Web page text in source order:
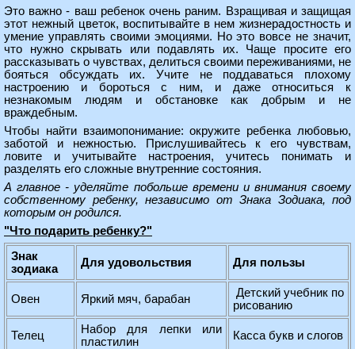
Это важно - ваш ребенок очень раним. Взращивая и защищая
этот нежный цветок, воспитывайте в нем жизнерадостность и
умение управлять своими эмоциями. Но это вовсе не значит,
что нужно скрывать или подавлять их. Чаще просите его
рассказывать о чувствах, делиться своими переживаниями, не
бояться обсуждать их. Учите не поддаваться плохому
настроению и бороться с ним, и даже относиться к
незнакомым людям и обстановке как добрым и не
враждебным.
Чтобы найти взаимопонимание: окружите ребенка любовью,
заботой и нежностью. Прислушивайтесь к его чувствам,
ловите и учитывайте настроения, учитесь понимать и
разделять его сложные внутренние состояния.
А главное - уделяйте побольше времени и внимания своему
собственному ребенку, независимо от Знака Зодиака, под
которым он родился.
"Что подарить ребенку?"
Знак
зодиака
Для удовольствия Для пользы
Овен Яркий мяч, барабан
Детский учебник по
рисованию
Телец
Набор для лепки или
пластилин
Касса букв и слогов